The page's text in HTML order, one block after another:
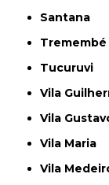
Santana
Tremembé
Tucuruvi
Vila
Vila
Vila Maria
Vila